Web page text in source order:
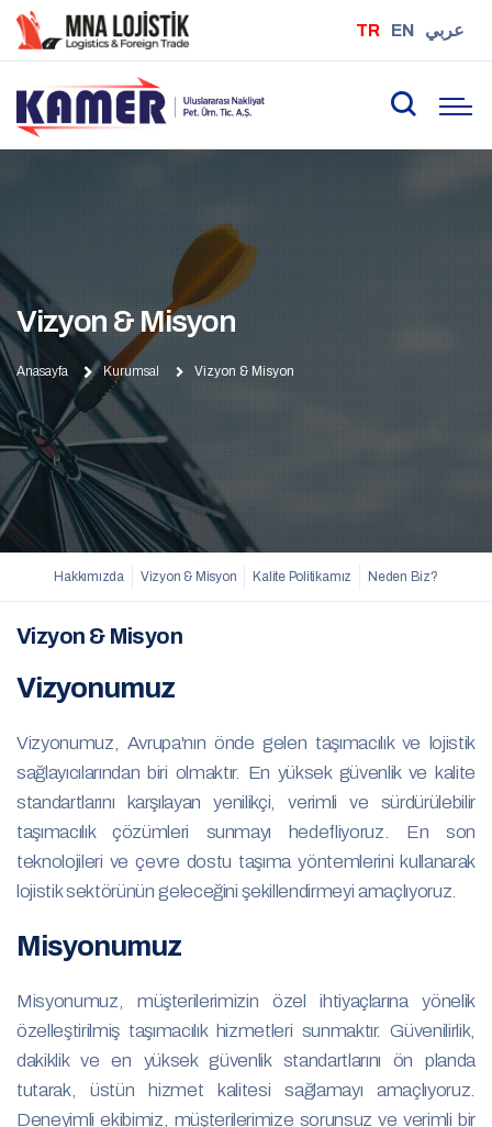
TR EN عربي
Vizyon & Misyon
Anasayfa Kurumsal Vizyon & Misyon
Hakkımızda Vizyon & Misyon Kalite Politikamız Neden Biz?
Vizyon & Misyon
Vizyonumuz
Vizyonumuz, Avrupa'nın önde gelen taşımacılık ve lojistik
sağlayıcılarından biri olmaktır. En yüksek güvenlik ve kalite
standartlarını karşılayan yenilikçi, verimli ve sürdürülebilir
taşımacılık çözümleri sunmayı hedefliyoruz. En son
teknolojileri ve çevre dostu taşıma yöntemlerini kullanarak
lojistik sektörünün geleceğini şekillendirmeyi amaçlıyoruz.
Misyonumuz
Misyonumuz, müşterilerimizin özel ihtiyaçlarına yönelik
özelleştirilmiş taşımacılık hizmetleri sunmaktır. Güvenilirlik,
dakiklik ve en yüksek güvenlik standartlarını ön planda
tutarak, üstün hizmet kalitesi sağlamayı amaçlıyoruz.
Deneyimli ekibimiz, müşterilerimize sorunsuz ve verimli bir